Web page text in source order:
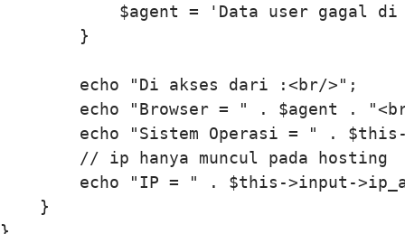
$agent = 'Data user gagal di
        }
        echo "Di akses dari :<br/>";
echo "Browser = " . $agent .
echo "Sistem Operasi = " .
        // ip hanya muncul pada hosting
echo "IP = " . $this->input-
    }